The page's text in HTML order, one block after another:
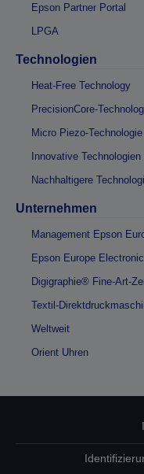
Epson Partner Portal
LPGA
Technologien
Heat-Free Technology
PrecisionCore-
Micro Piezo-Technologie
Innovative Technologien
Nachhaltigere
Unternehmen
Management Epson
Epson Europe
Digigraphie® Fine-Art-
Textil-
Weltweit
Orient Uhren